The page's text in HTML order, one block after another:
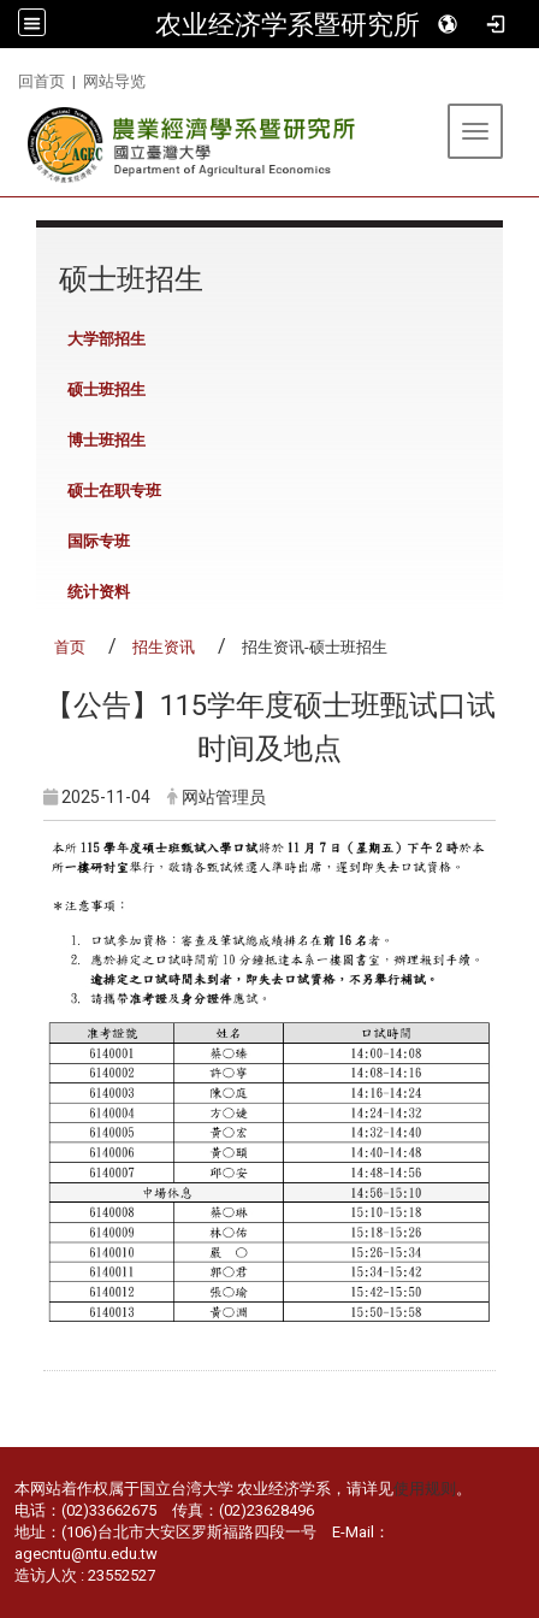
农业经济学系暨研究所
回首页 | 网站导览
Toggle
硕士班招生
大学部招生
硕士班招生
博士班招生
硕士在职专班
国际专班
统计资料
首页 招生资讯 招生资讯-硕士班招生
【公告】115学年度硕士班甄试口试
时间及地点
2025-11-04 网站管理员
本网站着作权属于国立台湾大学 农业经济学系，请详见使用规则 。
电话：(02)33662675 传真：(02)23628496
地址：(106)台北市大安区罗斯福路四段一号 E-Mail：
agecntu@ntu.edu.tw
造访人次 : 23552527